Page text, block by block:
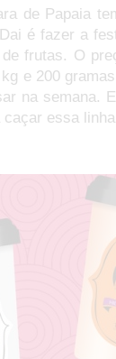
de Papaia
é fazer a
frutas. O
e 200
na semana.
essa